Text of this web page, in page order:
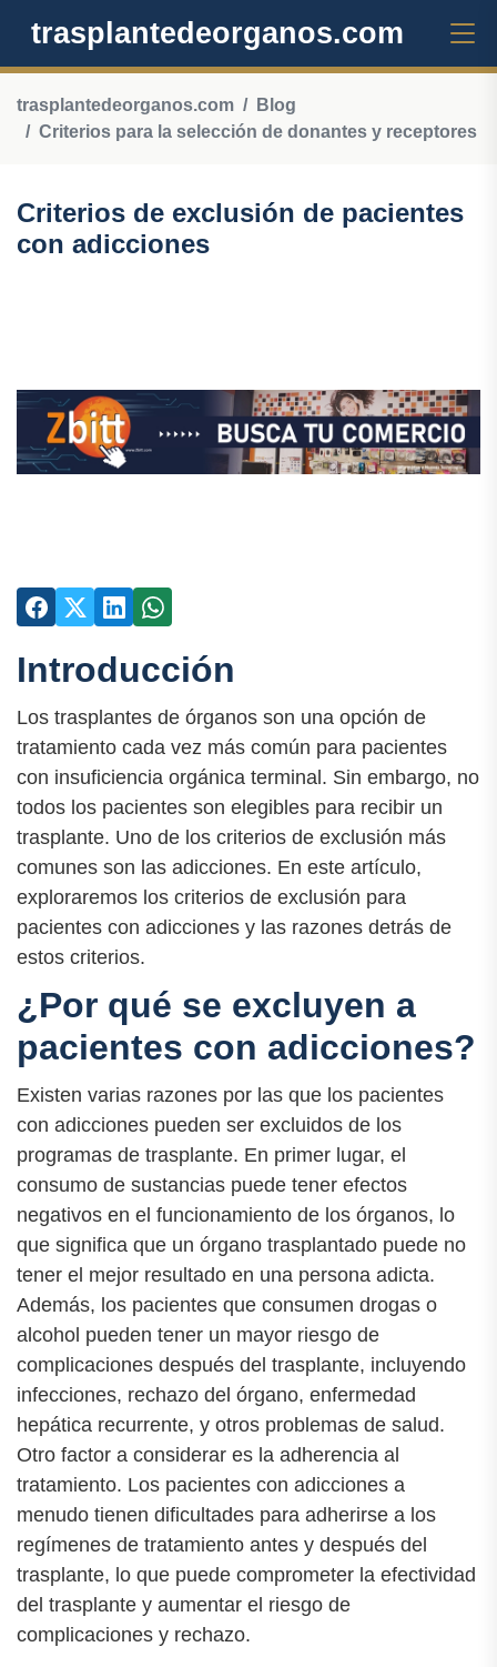
trasplantedeorganos.com
trasplantedeorganos.com
Blog
Criterios para la selección de donantes y receptores
Criterios de exclusión de pacientes
con adicciones
Introducción
Los trasplantes de órganos son una opción de
tratamiento cada vez más común para pacientes
con insuficiencia orgánica terminal. Sin embargo, no
todos los pacientes son elegibles para recibir un
trasplante. Uno de los criterios de exclusión más
comunes son las adicciones. En este artículo,
exploraremos los criterios de exclusión para
pacientes con adicciones y las razones detrás de
estos criterios.
¿Por qué se excluyen a
pacientes con adicciones?
Existen varias razones por las que los pacientes
con adicciones pueden ser excluidos de los
programas de trasplante. En primer lugar, el
consumo de sustancias puede tener efectos
negativos en el funcionamiento de los órganos, lo
que significa que un órgano trasplantado puede no
tener el mejor resultado en una persona adicta.
Además, los pacientes que consumen drogas o
alcohol pueden tener un mayor riesgo de
complicaciones después del trasplante, incluyendo
infecciones, rechazo del órgano, enfermedad
hepática recurrente, y otros problemas de salud.
Otro factor a considerar es la adherencia al
tratamiento. Los pacientes con adicciones a
menudo tienen dificultades para adherirse a los
regímenes de tratamiento antes y después del
trasplante, lo que puede comprometer la efectividad
del trasplante y aumentar el riesgo de
complicaciones y rechazo.